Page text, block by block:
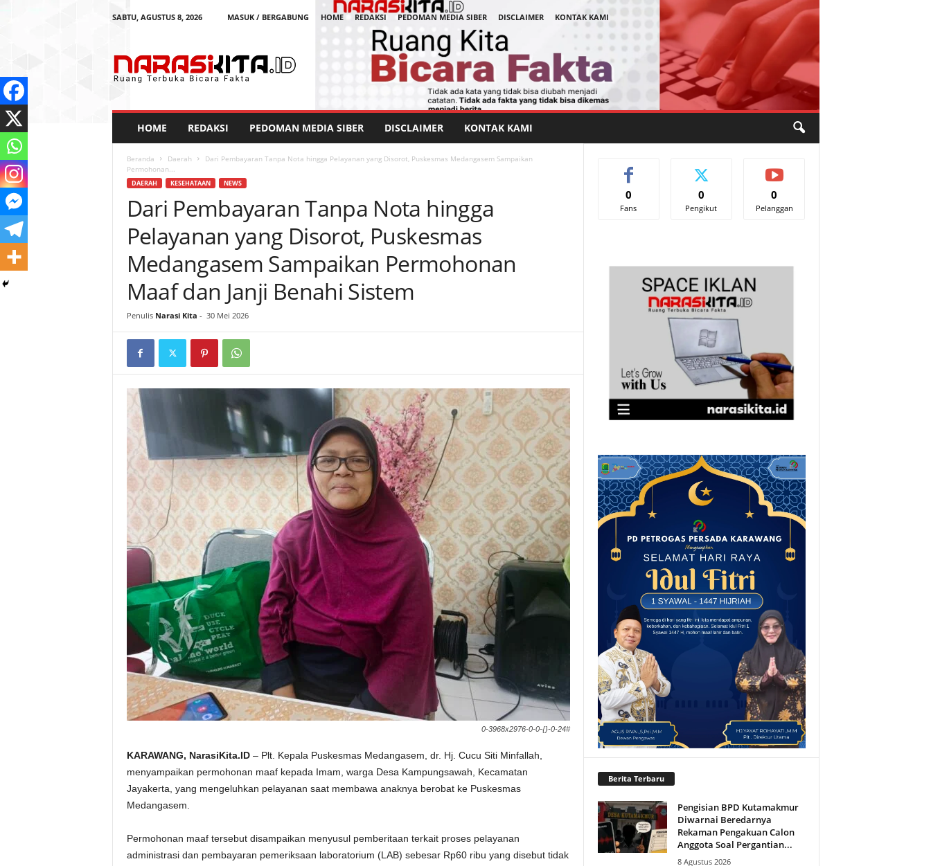
SABTU, AGUSTUS 8, 2026 MASUK / BERGABUNG HOME REDAKSI PEDOMAN MEDIA SIBER DISCLAIMER
KONTAK KAMI
a
HOME REDAKSI PEDOMAN MEDIA SIBER DISCLAIMER KONTAK KAMI
Beranda Daerah
Dari Pembayaran Tanpa Nota hingga Pelayanan yang Disorot, Puskesmas Medangasem Sampaikan
Permohonan...
DAERAH KESEHATAAN NEWS
Dari Pembayaran Tanpa Nota hingga
Pelayanan yang Disorot, Puskesmas
Medangasem Sampaikan Permohonan
Maaf dan Janji Benahi Sistem
Penulis Narasi Kita - 30 Mei 2026
0-3968x2976-0-0-{}-0-24#
KARAWANG, NarasiKita.ID– Plt. Kepala Puskesmas Medangasem, dr. Hj. Cucu Siti Minfallah,
menyampaikan permohonan maaf kepada Imam, warga Desa Kampungsawah, Kecamatan
Jayakerta, yang mengeluhkan pelayanan saat membawa anaknya berobat ke Puskesmas
Medangasem.
Permohonan maaf tersebut disampaikan menyusul pemberitaan terkait proses pelayanan
administrasi dan pembayaran pemeriksaan laboratorium (LAB) sebesar Rp60 ribu yang disebut tidak
0
Fans
0
Pengikut
0
Pelanggan
Berita Terbaru
Pengisian BPD Kutamakmur
Diwarnai Beredarnya
Rekaman Pengakuan Calon
Anggota Soal Pergantian...
8 Agustus 2026